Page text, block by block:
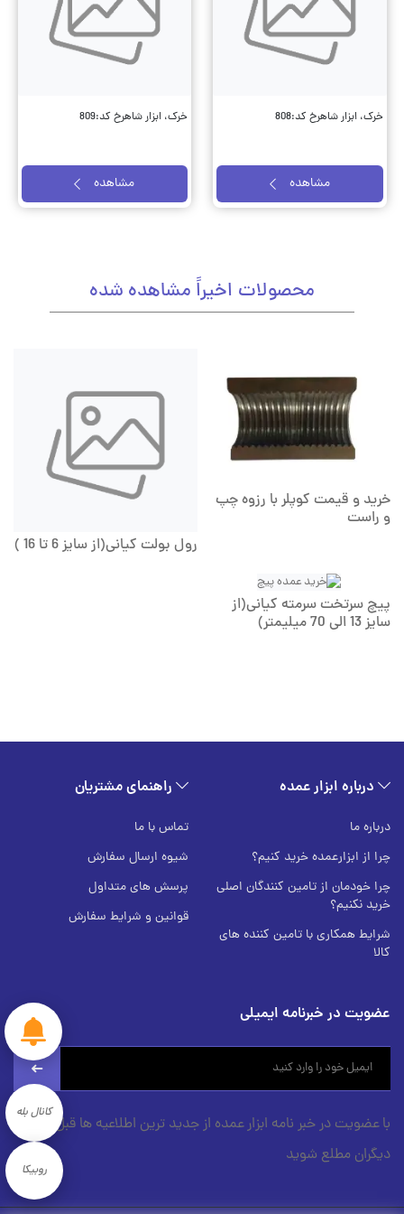
خرک، ابزار شاهرخ کد:808
مشاهده
خرک، ابزار شاهرخ کد:809
مشاهده
محصولات اخیراً مشاهده شده
خرید و قیمت کوپلر با رزوه چپ
و راست
رول بولت کیانی(از سایز 6 تا 16 )
پیچ سرتخت سرمته کیانی(از
سایز 13 الی 70 میلیمتر)
درباره ابزار عمده
درباره ما
چرا از ابزارعمده خرید کنیم؟
چرا خودمان از تامین کنندگان اصلی
خرید نکنیم؟
شرایط همکاری با تامین کننده های
کالا
راهنمای مشتریان
تماس با ما
شیوه ارسال سفارش
پرسش های متداول
قوانین و شرایط سفارش
عضویت در خبرنامه ایمیلی
با عضویت در خبر نامه ابزار عمده از جدید ترین اطلاعیه ها قبل از
دیگران مطلع شوید
کانال بله
روبیکا